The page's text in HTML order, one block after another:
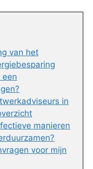
van het
een
in
manieren
voor mijn